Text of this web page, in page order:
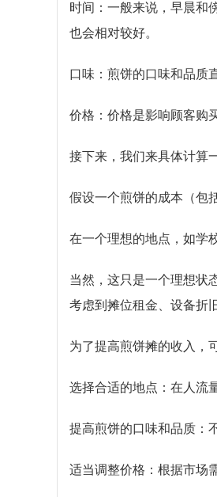
时间：一般来说，早晨和
也会相对较好。
口味：煎饼的口味和品质
价格：价格是影响顾客购
接下来，我们来具体计算
假设一个煎饼的成本（包
在一个理想的地点，如学
当然，这只是一个理想状
考虑到摊位租金、设备折
为了提高煎饼摊的收入，
选择合适的地点：在人流
提高煎饼的口味和品质：
适当调整价格：根据市场